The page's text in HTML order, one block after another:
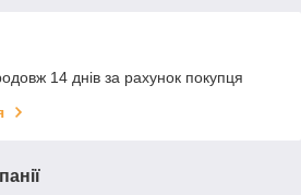
14 днів за рахунок покупця